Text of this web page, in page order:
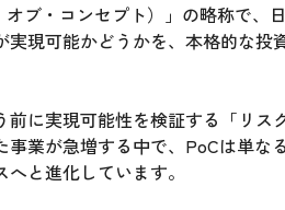
ブ・コンセプト）」の略称で、
現可能かどうかを、本格的な投
に実現可能性を検証する「リス
業が急増する中で、PoCは単な
と進化しています。